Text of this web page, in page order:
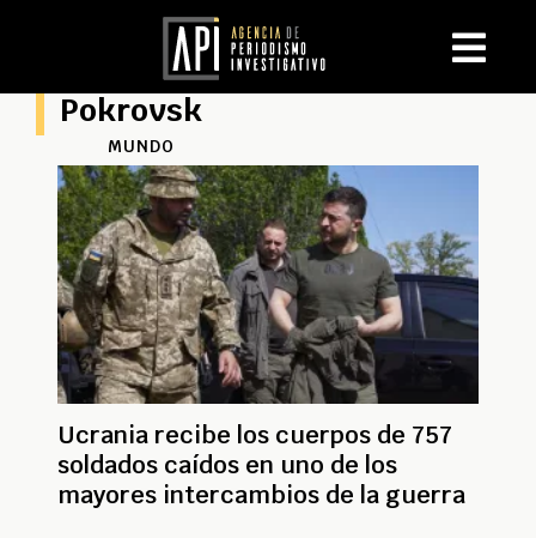
Pokrovsk
MUNDO
Ucrania recibe los cuerpos de 757
soldados caídos en uno de los
mayores intercambios de la guerra